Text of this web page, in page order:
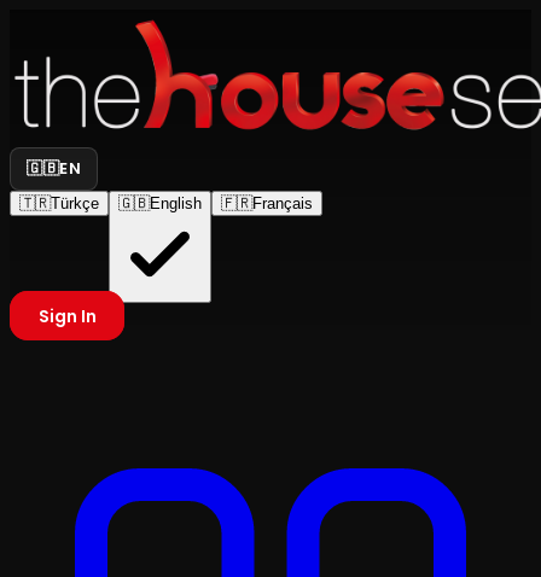
🇬🇧EN
🇹🇷Türkçe 🇬🇧English 🇫🇷Français
Sign In